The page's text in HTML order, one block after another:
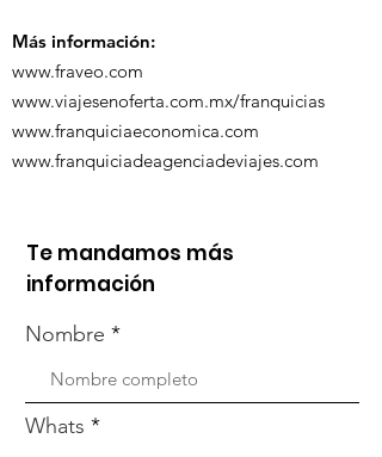
Más información:
www.fraveo.com
www.viajesenoferta.com.mx/franquicias
www.franquiciaeconomica.com
www.franquiciadeagenciadeviajes.com
Te mandamos más
información
Nombre
Whats